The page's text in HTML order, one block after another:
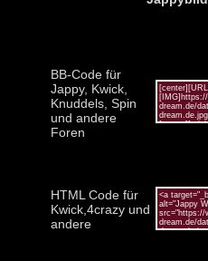
BB-Code für
Jappy, Kwick,
Knuddels, Spin
und andere
Foren
HTML Code für
Kwick,4crazy und
andere